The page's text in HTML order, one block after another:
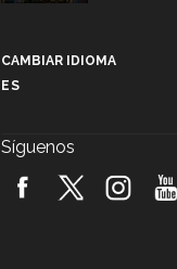
robótica
CAMBIAR IDIOMA
ES
Síguenos